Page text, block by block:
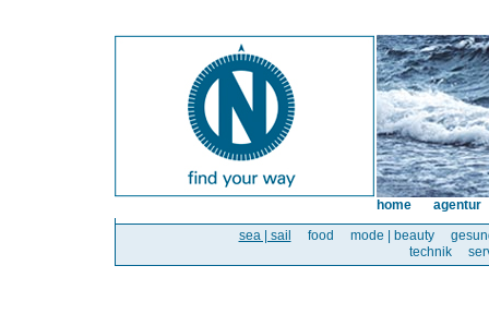
sea | sail food mode | beauty
technik
home agentur